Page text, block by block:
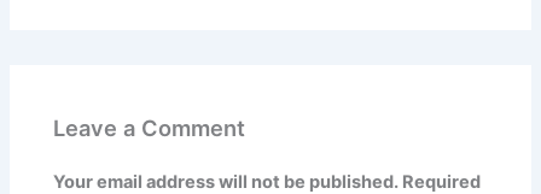
Leave a Comment
Your email address will not be published. Required